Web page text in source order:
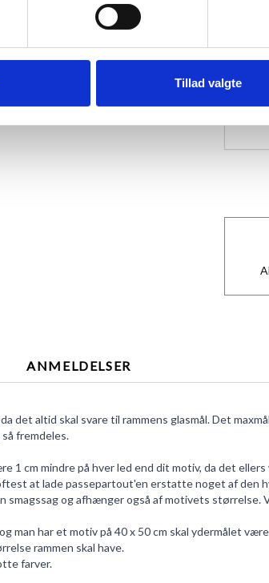
Tillad valgte
ANMELDELSER
det altid skal svare til rammens glasmål. Det
fremdeles.
1 cm mindre på hver led end dit motiv, da det
at lade passepartout'en erstatte noget af den
smagssag og afhænger også af motivets
man har et motiv på 40 x 50 cm skal ydermålet
rammen skal have.
farver.